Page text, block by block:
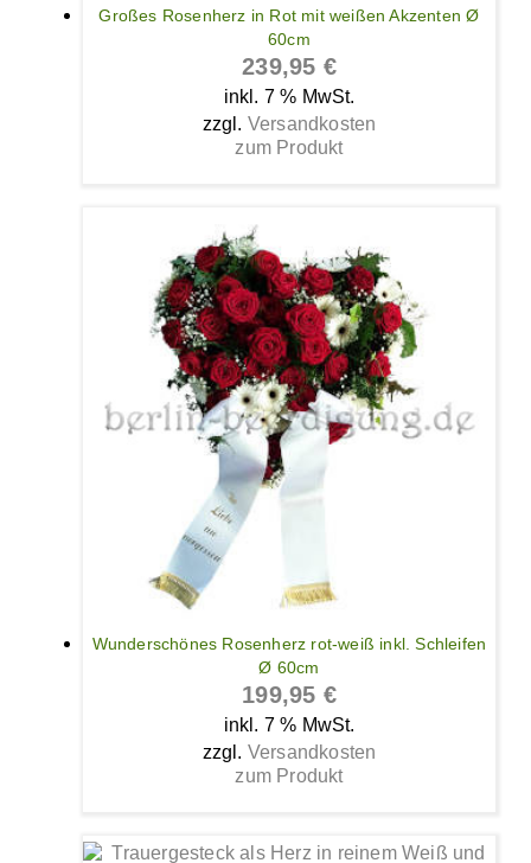
Großes Rosenherz in Rot mit weißen Akzenten Ø
60cm
239,95 €
inkl. 7 % MwSt.
zzgl. Versandkosten
zum Produkt
Wunderschönes Rosenherz rot-weiß inkl. Schleifen
Ø 60cm
199,95 €
inkl. 7 % MwSt.
zzgl. Versandkosten
zum Produkt